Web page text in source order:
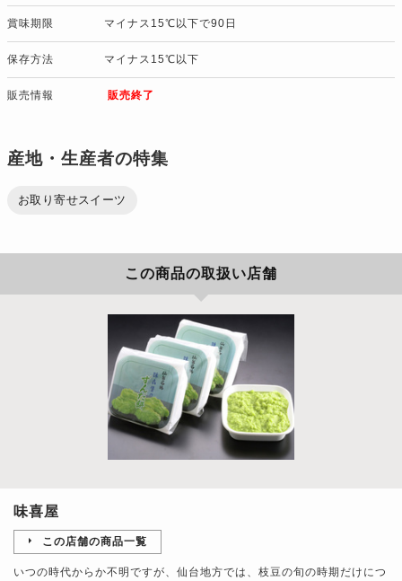
賞味期限 マイナス15℃以下で90日
保存方法 マイナス15℃以下
販売情報 販売終了
産地・生産者の特集
お取り寄せスイーツ
この商品の取扱い店舗
味喜屋
この店舗の商品一覧
いつの時代からか不明ですが、仙台地方では、枝豆の旬の時期だけにつ